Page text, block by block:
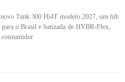
Tank 300 Hi4T modelo 2027, um
o Brasil e batizada de HYBR-Flex,